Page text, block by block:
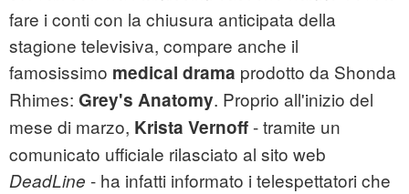
fare i conti con la chiusura anticipata della
stagione televisiva, compare anche il
famosissimo medical drama prodotto da Shonda
Rhimes: Grey's Anatomy. Proprio all'inizio del
mese di marzo, Krista Vernoff- tramite un
comunicato ufficiale rilasciato al sito web
DeadLine - ha infatti informato i telespettatori che